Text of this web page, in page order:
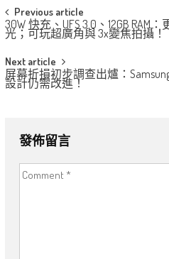
Post
navigation
Previous article
30W 快充、UFS 3.0、12GB RAM
光；可玩超廣角與 3x變焦拍攝！
Next article
屏幕折損初步調查出爐：
設計仍需改進！
發佈留言